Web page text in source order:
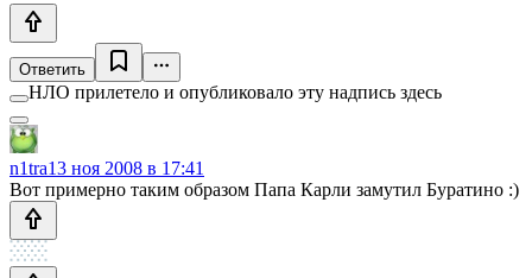
Ответить
НЛО прилетело и опубликовало эту надпись здесь
n1tra13 ноя 2008 в 17:41
Вот примерно таким образом Папа Карли замутил Буратино :)